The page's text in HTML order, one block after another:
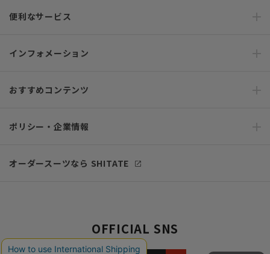
便利なサービス
インフォメーション
おすすめコンテンツ
ポリシー・企業情報
オーダースーツなら SHITATE
OFFICIAL SNS